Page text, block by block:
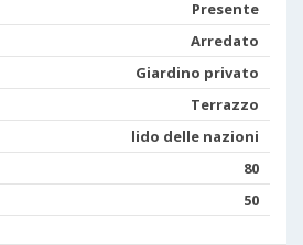
Presente
Arredato
Giardino privato
Terrazzo
lido delle nazioni
80
50